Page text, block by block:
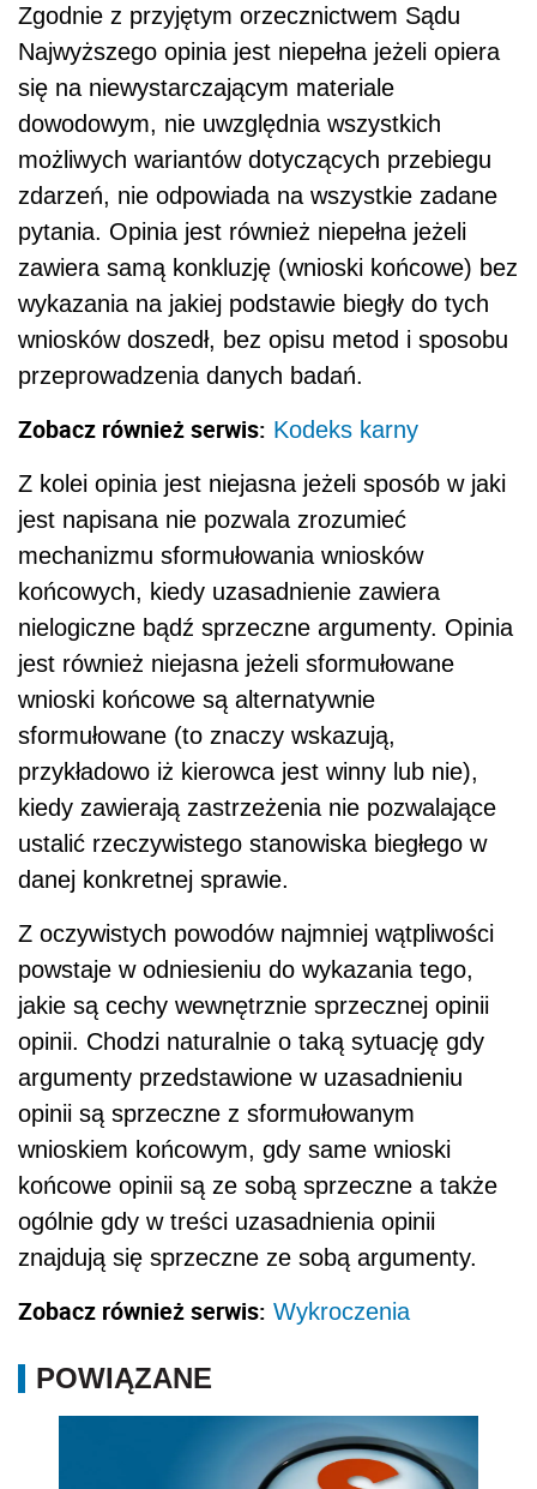
Zgodnie z przyjętym orzecznictwem Sądu
Najwyższego opinia jest niepełna jeżeli opiera
się na niewystarczającym materiale
dowodowym, nie uwzględnia wszystkich
możliwych wariantów dotyczących przebiegu
zdarzeń, nie odpowiada na wszystkie zadane
pytania. Opinia jest również niepełna jeżeli
zawiera samą konkluzję (wnioski końcowe) bez
wykazania na jakiej podstawie biegły do tych
wniosków doszedł, bez opisu metod i sposobu
przeprowadzenia danych badań.
Zobacz również serwis: Kodeks karny
Z kolei opinia jest niejasna jeżeli sposób w jaki
jest napisana nie pozwala zrozumieć
mechanizmu sformułowania wniosków
końcowych, kiedy uzasadnienie zawiera
nielogiczne bądź sprzeczne argumenty. Opinia
jest również niejasna jeżeli sformułowane
wnioski końcowe są alternatywnie
sformułowane (to znaczy wskazują,
przykładowo iż kierowca jest winny lub nie),
kiedy zawierają zastrzeżenia nie pozwalające
ustalić rzeczywistego stanowiska biegłego w
danej konkretnej sprawie.
Z oczywistych powodów najmniej wątpliwości
powstaje w odniesieniu do wykazania tego,
jakie są cechy wewnętrznie sprzecznej opinii
opinii. Chodzi naturalnie o taką sytuację gdy
argumenty przedstawione w uzasadnieniu
opinii są sprzeczne z sformułowanym
wnioskiem końcowym, gdy same wnioski
końcowe opinii są ze sobą sprzeczne a także
ogólnie gdy w treści uzasadnienia opinii
znajdują się sprzeczne ze sobą argumenty.
Zobacz również serwis: Wykroczenia
POWIĄZANE